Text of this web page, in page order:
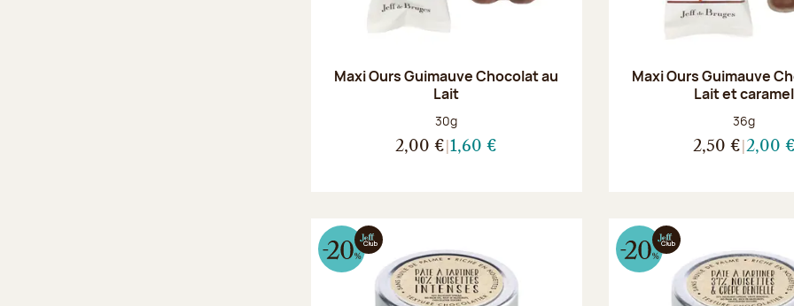
Maxi Ours Guimauve Chocolat au
Lait
Poids net :
30g
2,00 € 1,60 €
Maxi Ours Guimauve
Lait et caramel
Poids net :
36g
2,50 € 2,00 €